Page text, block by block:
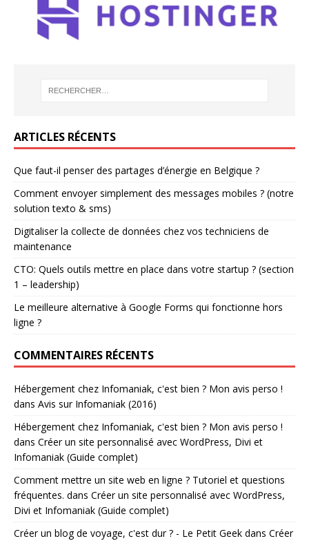
ARTICLES RÉCENTS
Que faut-il penser des partages d’énergie en Belgique ?
Comment envoyer simplement des messages mobiles ? (notre
solution texto & sms)
Digitaliser la collecte de données chez vos techniciens de
maintenance
CTO: Quels outils mettre en place dans votre startup ? (section
1 – leadership)
Le meilleure alternative à Google Forms qui fonctionne hors
ligne ?
COMMENTAIRES RÉCENTS
Hébergement chez Infomaniak, c'est bien ? Mon avis perso !
dans Avis sur Infomaniak (2016)
Hébergement chez Infomaniak, c'est bien ? Mon avis perso !
dans Créer un site personnalisé avec WordPress, Divi et
Infomaniak (Guide complet)
Comment mettre un site web en ligne ? Tutoriel et questions
fréquentes. dans Créer un site personnalisé avec WordPress,
Divi et Infomaniak (Guide complet)
Créer un blog de voyage, c'est dur ? - Le Petit Geek dans Créer